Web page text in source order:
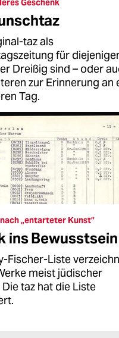
Geschenk
taz als
für
Dreißig sind – oder
zur Erinnerung an
Tag.
„entarteter Kunst”
ins Bewusstsein
Fischer-Liste
meist jüdischer
taz hat die Liste